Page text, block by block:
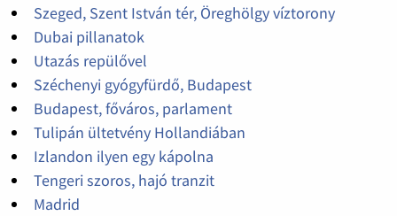
Szeged, Szent István tér, Öreghölgy víztorony
Dubai pillanatok
Utazás repülővel
Széchenyi gyógyfürdő, Budapest
Budapest, főváros, parlament
Tulipán ültetvény Hollandiában
Izlandon ilyen egy kápolna
Tengeri szoros, hajó tranzit
Madrid